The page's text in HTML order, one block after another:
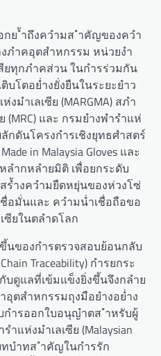
อกย ้ำถึงควำมส ำคัญของควำ
ภำคอุตสำหกรรม หน่วยงำ
ยทุกภำคส่วน ในกำรร่วมกัน
บโตอย่ำงยั่งยืนในระยะยำว
มำเลเซีย (MARGMA) สภำ
(MRC) และ กรมยำงพำรำแห่
ลักดันโครงกำรเชิงยุทธศำสตร์
in Malaysia Gloves และ
ลำกหลำยมิติ เพื่อยกระดับ
ร้ำงควำมยืดหยุ่นของห่วงโซ่
อมั่นและ ควำมน่ำเชื่อถือขอ
ซียในตลำดโลก
ของกำรตรวจสอบย้อนกลับ
Traceability) กำรยกระ
บดูแลที่เข้มแข็งยิ่งขึ้นจึงกลำย
ตสำหกรรมถุงมือยำงอย่ำง
กำรออกใบอนุญำตส ำหรับผู้
แห่งมำเลเซีย (Malaysian
ทบำทส ำคัญในกำรรัก